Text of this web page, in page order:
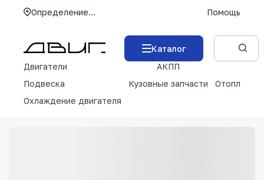
Определение... Помощь
Каталог
Двигатели
АКПП
Подвеска
Кузовные запчасти
Отопление
Охлаждение двигателя